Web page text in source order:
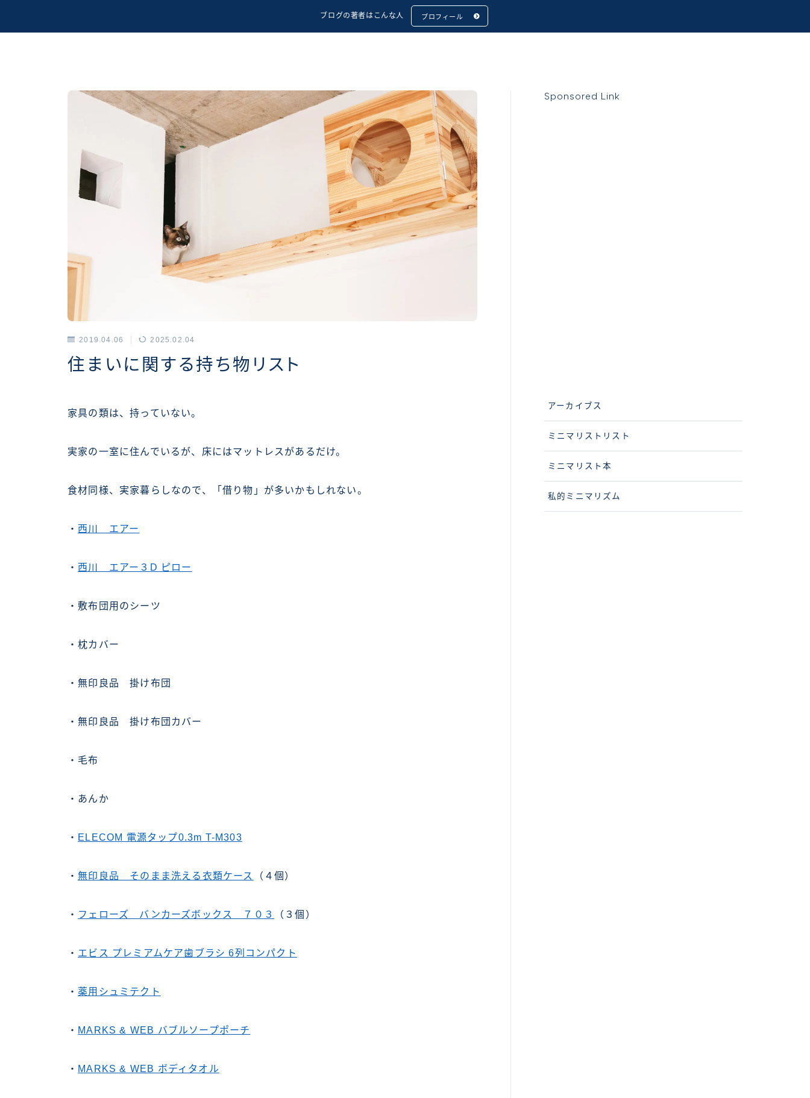
ブログの著者はこんな人 プロフィール
2019.04.06 2025.02.04
住まいに関する持ち物リスト
家具の類は、持っていない。
実家の一室に住んでいるが、床にはマットレスがあるだけ。
食材同様、実家暮らしなので、「借り物」が多いかもしれない。
・ 西川 エアー
・ 西川 エアー３D ピロー
・敷布団用のシーツ
・枕カバー
・無印良品 掛け布団
・無印良品 掛け布団カバー
・毛布
・あんか
・ ELECOM 電源タップ0.3m T-M303
・無印良品 そのまま洗える衣類ケース （４個）
・ フェローズ バンカーズボックス ７０３ （３個）
・ エビス プレミアムケア歯ブラシ 6列コンパクト
・ 薬用シュミテクト
・ MARKS & WEB バブルソープポーチ
・ MARKS & WEB ボディタオル
Sponsored Link
アーカイブス
ミニマリストリスト
ミニマリスト本
私的ミニマリズム